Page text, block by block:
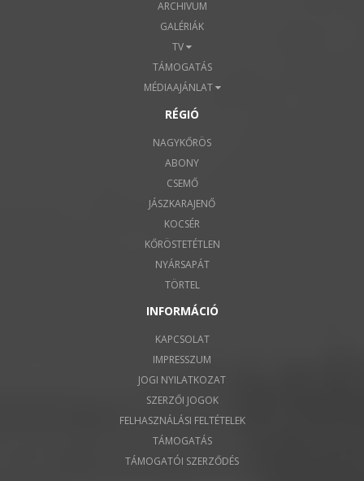
ARCHIVUM
GALÉRIÁK
TV
TÁMOGATÁS
MÉDIAAJÁNLAT
RÉGIÓ
NAGYKŐRÖS
ABONY
CSEMŐ
JÁSZKARAJENŐ
KOCSÉR
KŐRÖSTETÉTLEN
NYÁRSAPÁT
TÖRTEL
INFORMÁCIÓ
KAPCSOLAT
IMPRESSZUM
JOGI NYILATKOZAT
SZERZŐI JOGOK
FELHASZNÁLÁSI FELTÉTELEK
TÁMOGATÁS
TÁMOGATÓI SZERZŐDÉS